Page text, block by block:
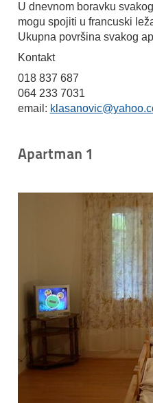
U dnevnom boravku
mogu spojiti u francuski
Ukupna površina svakog
Kontakt
018 837 687
064 233 7031
email:
Apartman 1